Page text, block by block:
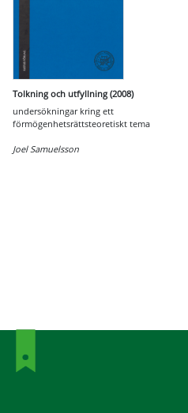
Tolkning och utfyllning (2008)
undersökningar kring ett
förmögenhetsrättsteoretiskt tema
Joel Samuelsson